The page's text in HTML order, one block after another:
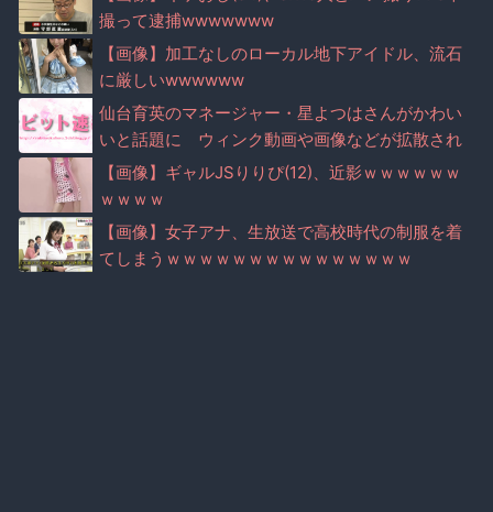
撮って逮捕wwwwwww
【画像】加工なしのローカル地下アイドル、流石
に厳しいwwwwww
仙台育英のマネージャー・星よつはさんがかわい
いと話題に ウィンク動画や画像などが拡散され
る（※画像・動画あり）
【画像】ギャルJSりりぴ(12)、近影ｗｗｗｗｗｗ
ｗｗｗｗ
【画像】女子アナ、生放送で高校時代の制服を着
てしまうｗｗｗｗｗｗｗｗｗｗｗｗｗｗｗ